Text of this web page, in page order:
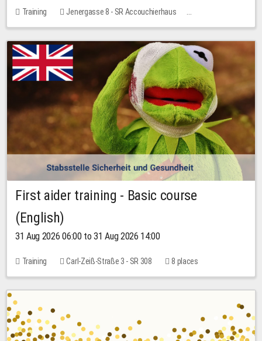
Training
Jenergasse 8 - SR Accouchierhaus
No free places
First aider training - Basic course
(English)
31 Aug 2026 06:00 to 31 Aug 2026 14:00
Training Carl-Zeiß-Straße 3 - SR 308 8 places